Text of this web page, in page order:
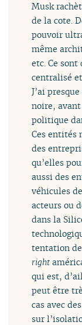
Musk
de la cote.
pouvoir
même
etc. Ce
centralisé
J’ai
noire,
politique
Ces entités
des
qu’elles
aussi des
véhicules
acteurs ou
dans la
tentation
right
qui est,
peut être
cas avec
sur